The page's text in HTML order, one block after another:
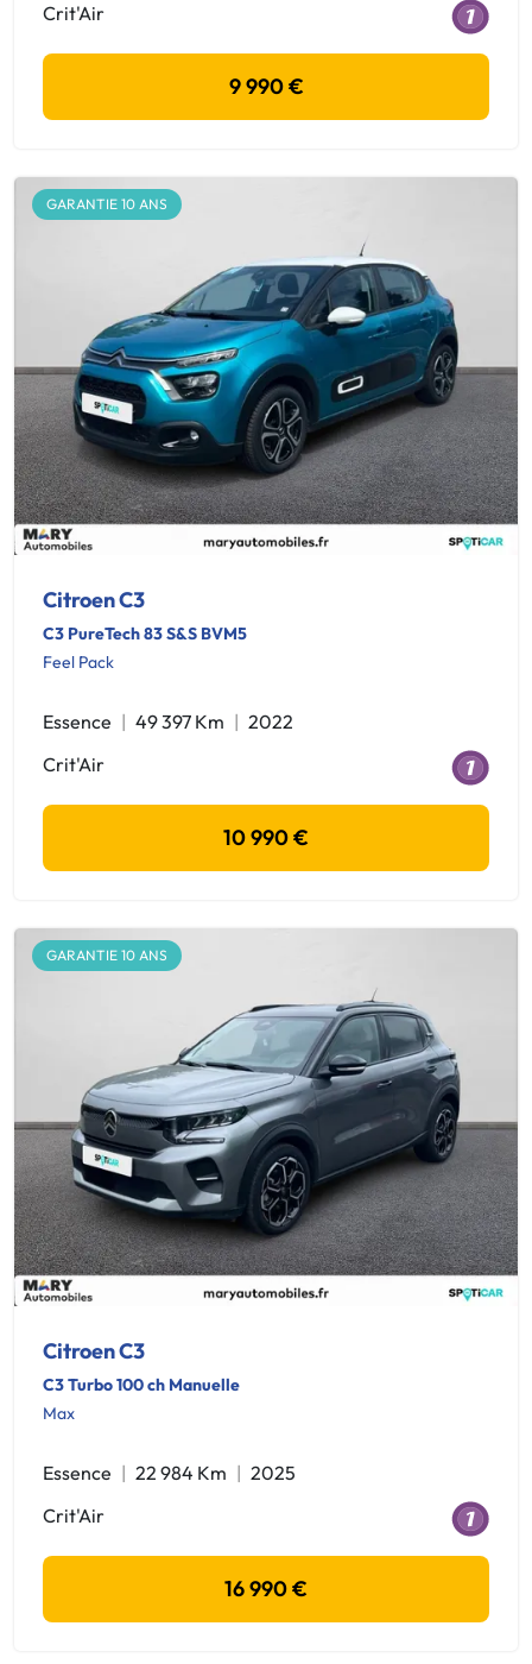
Crit'Air
9 990 €
GARANTIE 10 ANS
Citroen C3
C3 PureTech 83 S&S BVM5
Feel Pack
Essence 49 397 Km
2022
Crit'Air
10 990 €
GARANTIE 10 ANS
Citroen C3
C3 Turbo 100 ch Manuelle
Max
Essence 22 984 Km
2025
Crit'Air
16 990 €